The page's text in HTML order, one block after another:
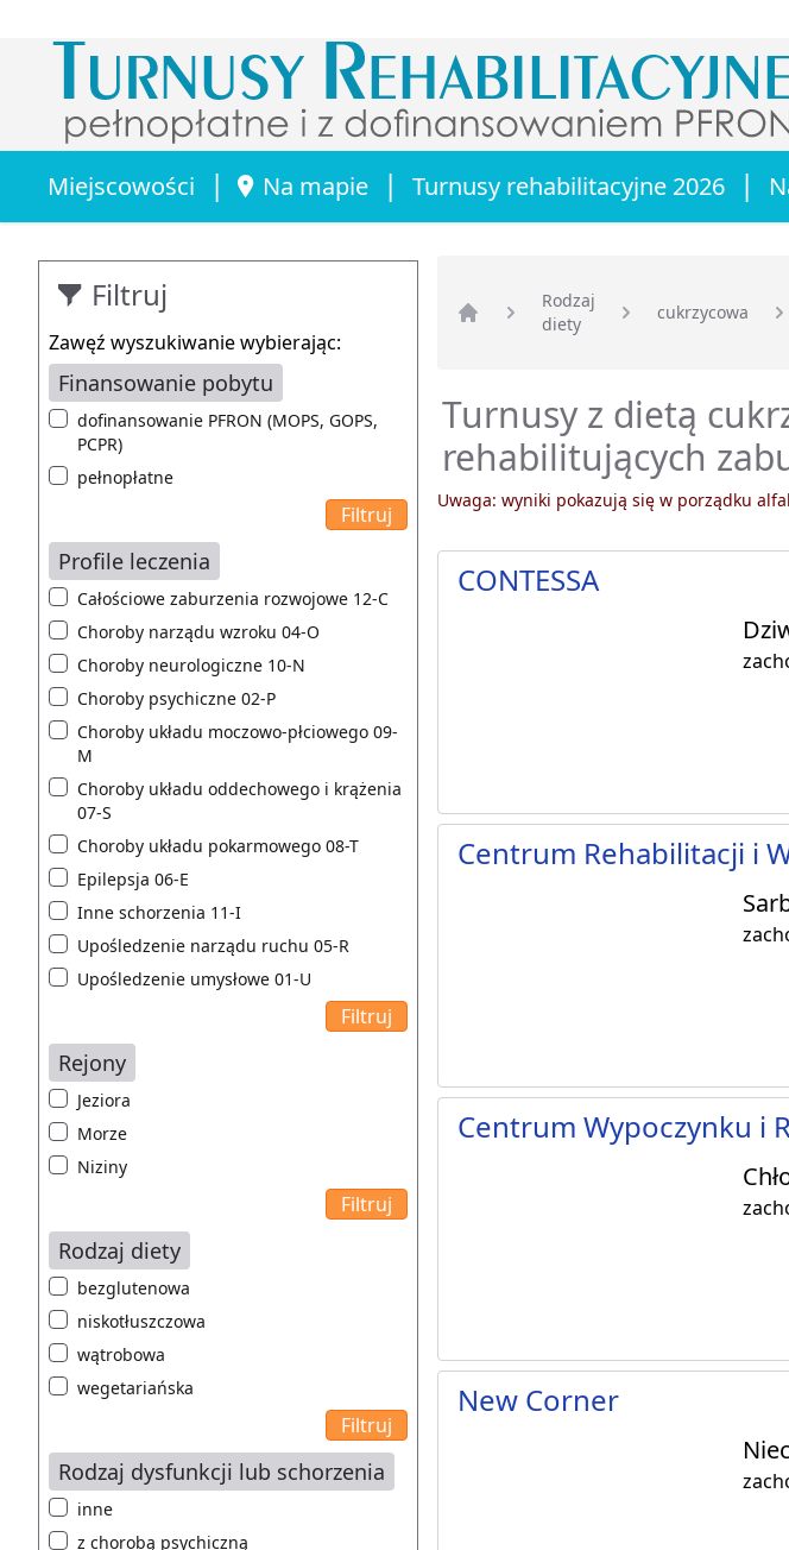
Miejscowości | Na mapie | Turnusy rehabilitacyjne 2026 |
Filtruj
Zawęź wyszukiwanie wybierając:
Finansowanie pobytu
dofinansowanie PFRON (MOPS, GOPS,
PCPR)
pełnopłatne
Profile leczenia
Całościowe zaburzenia rozwojowe 12-C
Choroby narządu wzroku 04-O
Choroby neurologiczne 10-N
Choroby psychiczne 02-P
Choroby układu moczowo-płciowego 09-
M
Choroby układu oddechowego i krążenia
07-S
Choroby układu pokarmowego 08-T
Epilepsja 06-E
Inne schorzenia 11-I
Upośledzenie narządu ruchu 05-R
Upośledzenie umysłowe 01-U
Rejony
Jeziora
Morze
Niziny
Rodzaj diety
bezglutenowa
niskotłuszczowa
wątrobowa
wegetariańska
Rodzaj dysfunkcji lub schorzenia
inne
z chorobą psychiczną
Strona główna
Rodzaj
diety
cukrzycowa
Turnusy z dietą
rehabilitujących
Uwaga: wyniki pokazują się w porządku
CONTESSA
Centrum Rehabilitacji i
Centrum Wypoczynku i
New Corner